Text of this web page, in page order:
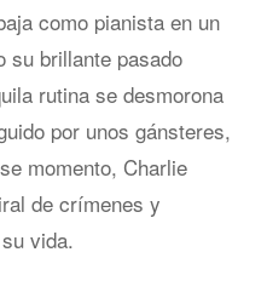
como pianista en un
su brillante pasado
rutina se desmorona
por unos gánsteres,
momento, Charlie
de crímenes y
vida.